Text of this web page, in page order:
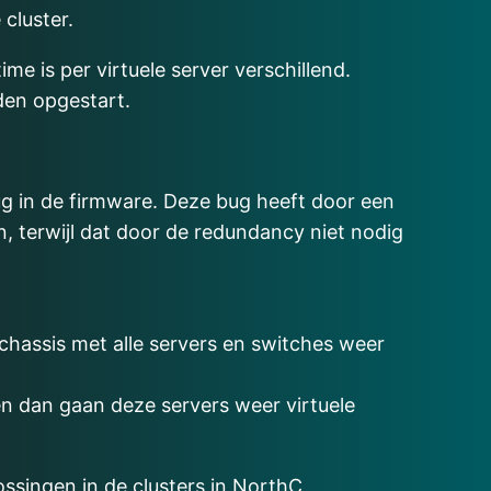
cluster.
is per virtuele server verschillend.
opgestart.
in de firmware. Deze bug heeft door een
terwijl dat door de redundancy niet nodig
met alle servers en switches weer
dan gaan deze servers weer virtuele